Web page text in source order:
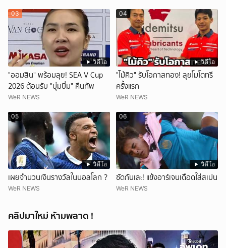
วิดีโอ
03
"ออมสิน" พร้อมลุย! SEA V Cup
2026 ต้อนรับ "บุ๋มบิ๋ม" คืนทัพ
WeR NEWS
วิดีโอ
04
"ไม้คิว" รับโอกาสทอง! ลุยโมโตทรี
ครั้งแรก
WeR NEWS
วิดีโอ
05
เผยจำนวนเงินรางวัลในบอลโลก ?
WeR NEWS
วิดีโอ
06
ซัดกันเละ! แข้งอาร์เจนเดือดใส่สเปน
WeR NEWS
คลิปมาใหม่ ห้ามพลาด !